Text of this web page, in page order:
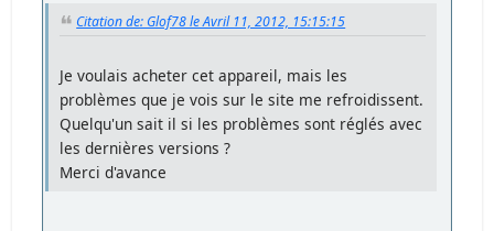
Citation de: Glof78 le Avril 11, 2012, 15:15:15
Je voulais acheter cet appareil, mais les
problèmes que je vois sur le site me refroidissent.
Quelqu'un sait il si les problèmes sont réglés avec
les dernières versions ?
Merci d'avance